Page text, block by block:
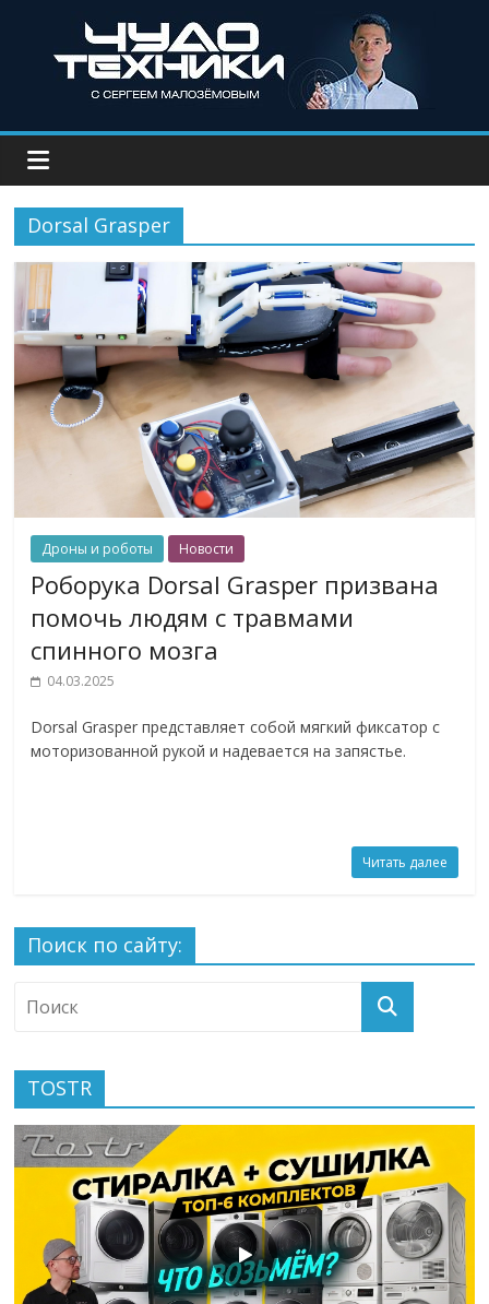
Dorsal Grasper
Дроны и роботы Новости
Роборука Dorsal Grasper призвана
помочь людям с травмами
спинного мозга
04.03.2025
Dorsal Grasper представляет собой мягкий фиксатор с
моторизованной рукой и надевается на запястье.
Читать далее
Поиск по сайту:
TOSTR